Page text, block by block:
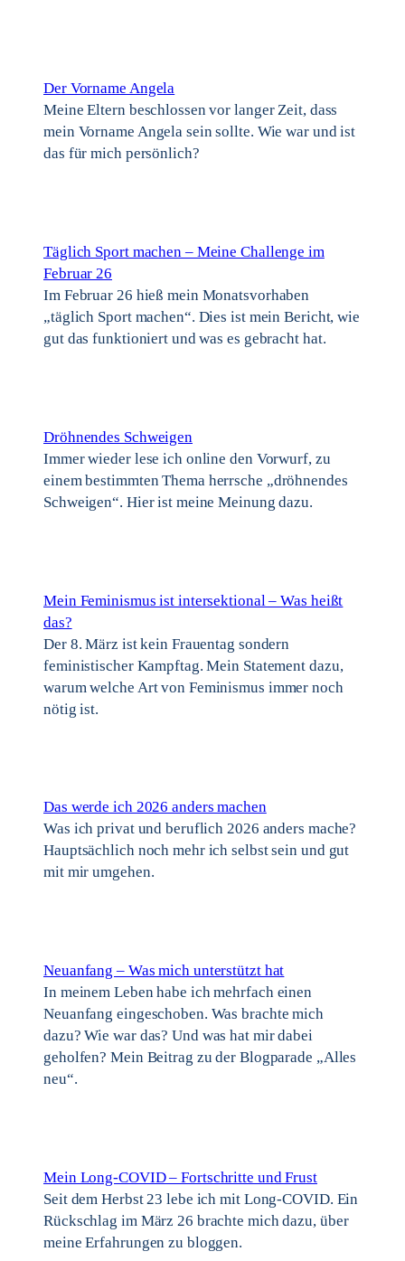
Der Vorname Angela
Meine Eltern beschlossen vor langer Zeit, dass
mein Vorname Angela sein sollte. Wie war und ist
das für mich persönlich?
Täglich Sport machen – Meine Challenge im
Februar 26
Im Februar 26 hieß mein Monatsvorhaben
„täglich Sport machen“. Dies ist mein Bericht, wie
gut das funktioniert und was es gebracht hat.
Dröhnendes Schweigen
Immer wieder lese ich online den Vorwurf, zu
einem bestimmten Thema herrsche „dröhnendes
Schweigen“. Hier ist meine Meinung dazu.
Mein Feminismus ist intersektional – Was heißt
das?
Der 8. März ist kein Frauentag sondern
feministischer Kampftag. Mein Statement dazu,
warum welche Art von Feminismus immer noch
nötig ist.
Das werde ich 2026 anders machen
Was ich privat und beruflich 2026 anders mache?
Hauptsächlich noch mehr ich selbst sein und gut
mit mir umgehen.
Neuanfang – Was mich unterstützt hat
In meinem Leben habe ich mehrfach einen
Neuanfang eingeschoben. Was brachte mich
dazu? Wie war das? Und was hat mir dabei
geholfen? Mein Beitrag zu der Blogparade „Alles
neu“.
Mein Long-COVID – Fortschritte und Frust
Seit dem Herbst 23 lebe ich mit Long-COVID. Ein
Rückschlag im März 26 brachte mich dazu, über
meine Erfahrungen zu bloggen.